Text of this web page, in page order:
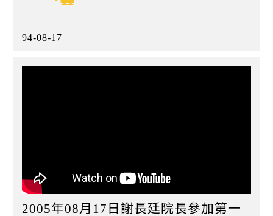
94-08-17
2005年08月17日謝長廷院長參加第一